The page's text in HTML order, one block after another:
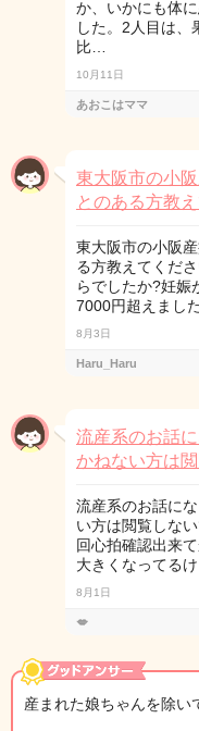
か、いかにも体
した。2人目は、
比…
10月11日
あおこはママ
東大阪市の小
とのある方教
東大阪市の小阪
る方教えてくだ
らでしたか?妊娠
7000円超えまし
8月3日
Haru_Haru
流産系のお話
かねない方は
流産系のお話に
い方は閲覧しな
回心拍確認出来
大きくなってる
8月1日
💋
産まれた娘ちゃんを除い